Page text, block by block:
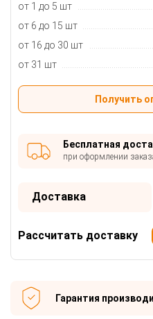
от 1 до 5 шт
от 6 до 15 шт
от 16 до 30 шт
от 31 шт
Бесплатная
при оформлении
Доставка
Рассчитать доставку
Гарантия